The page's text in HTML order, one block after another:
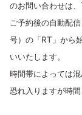
のお問い合わせは、
ご予約後の自動配
号）の「RT」から
いいたします。
時間帯によっては
恐れ入りますが時